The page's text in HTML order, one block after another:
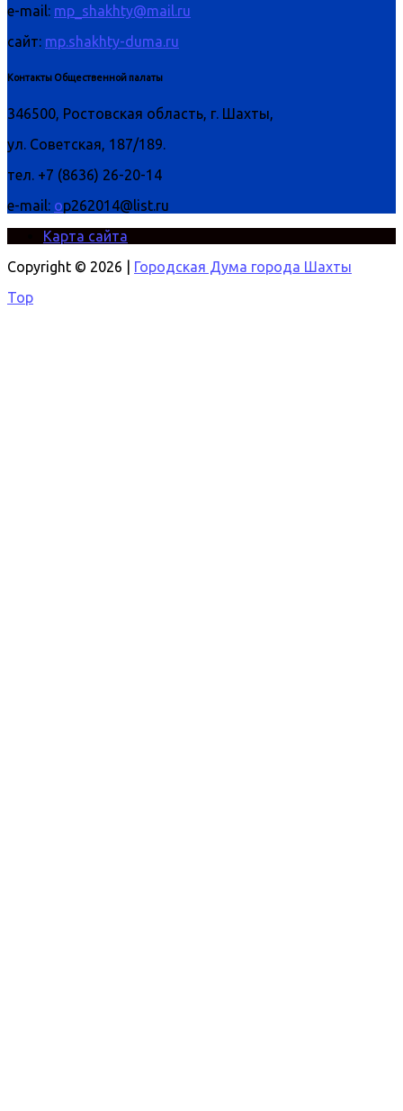
e-mail: mp_shakhty@mail.ru
сайт: mp.shakhty-duma.ru
Контакты Общественной палаты
346500, Ростовская область, г. Шахты,
ул. Советская, 187/189.
тел. +7 (8636) 26-20-14
e-mail: op262014@list.ru
Карта сайта
Copyright © 2026 |
Городская Дума города Шахты
Top